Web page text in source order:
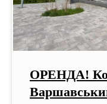
ОРЕНДА!